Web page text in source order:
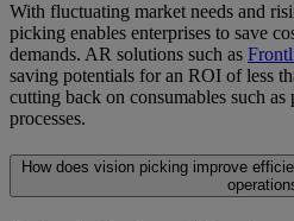
With fluctuating market needs and
picking enables enterprises to save
demands. AR solutions such as
saving potentials for an ROI of less
cutting back on consumables such as
processes.
How does vision picking improve